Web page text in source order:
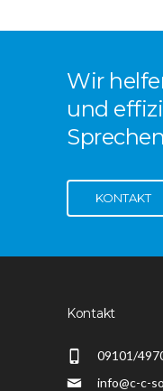
Wir
und
KONTAKT
Kontakt
09101/
info@c-c-